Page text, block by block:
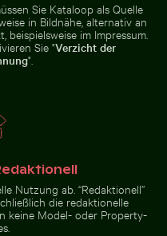
Sonnenuntergang über Steg mit
Strandliegen
eines grünen
Junger Kiefernbaum
Junger
Kiefernbaum
auf dem
Hahneberg
in Berlin
Sie Kataloop als Quelle
in Bildnähe, alternativ an
beispielsweise im Impressum.
Sie "Verzicht der
".
Nutzung ab. “Redaktionell”
die redaktionelle
keine Model- oder Property-